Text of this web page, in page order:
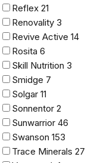
Reflex 21
Renovality 3
Revive Active 14
Rosita 6
Skill Nutrition 3
Smidge 7
Solgar 11
Sonnentor 2
Sunwarrior 46
Swanson 153
Trace Minerals 27